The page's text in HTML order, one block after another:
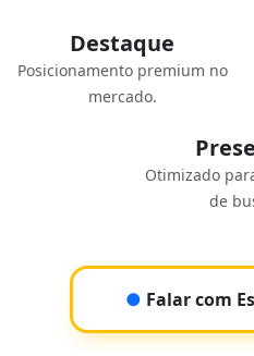
Destaque
Posicionamento premium no
mercado.
Otimizado
de
● Falar com